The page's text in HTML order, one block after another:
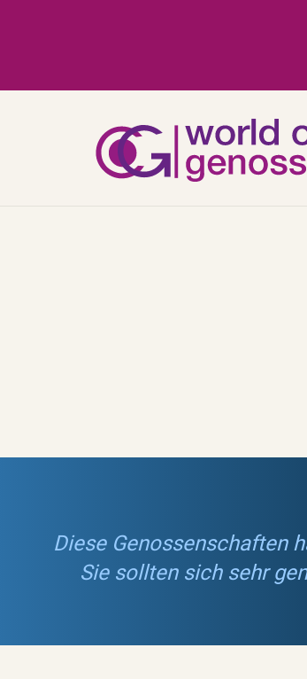
Diese Genossenschaften
Sie sollten sich sehr